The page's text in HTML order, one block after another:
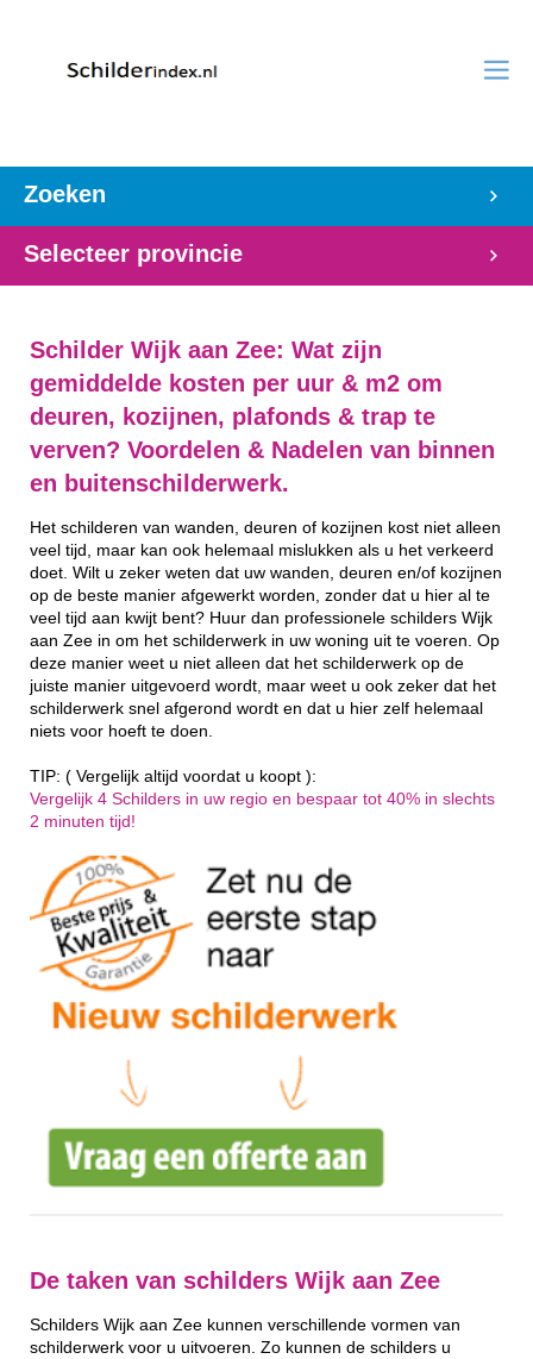
Zoeken
Selecteer provincie
Schilder Wijk aan Zee: Wat zijn
gemiddelde kosten per uur & m2 om
deuren, kozijnen, plafonds & trap te
verven? Voordelen & Nadelen van binnen
en buitenschilderwerk.
Het schilderen van wanden, deuren of kozijnen kost niet alleen
veel tijd, maar kan ook helemaal mislukken als u het verkeerd
doet. Wilt u zeker weten dat uw wanden, deuren en/of kozijnen
op de beste manier afgewerkt worden, zonder dat u hier al te
veel tijd aan kwijt bent? Huur dan professionele schilders Wijk
aan Zee in om het schilderwerk in uw woning uit te voeren. Op
deze manier weet u niet alleen dat het schilderwerk op de
juiste manier uitgevoerd wordt, maar weet u ook zeker dat het
schilderwerk snel afgerond wordt en dat u hier zelf helemaal
niets voor hoeft te doen.
TIP: ( Vergelijk altijd voordat u koopt ):
Vergelijk 4 Schilders in uw regio en bespaar tot 40% in slechts
2 minuten tijd!
De taken van schilders Wijk aan Zee
Schilders Wijk aan Zee kunnen verschillende vormen van
schilderwerk voor u uitvoeren. Zo kunnen de schilders u